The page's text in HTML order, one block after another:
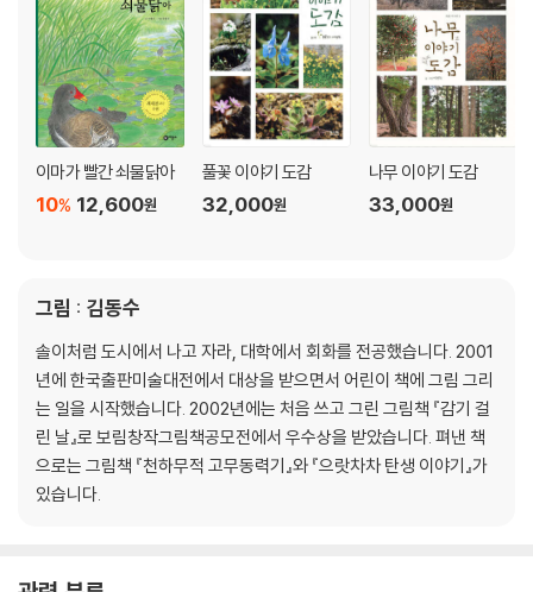
이마가 빨간 쇠물닭아
12,600원
10%
풀꽃 이야기 도감
32,000원
나무 이야기 도감
33,000원
그림 : 김동수
솔이처럼 도시에서 나고 자라, 대학에서 회화를 전공했습니다. 2001
년에 한국출판미술대전에서 대상을 받으면서 어린이 책에 그림 그리
는 일을 시작했습니다. 2002년에는 처음 쓰고 그린 그림책 『감기 걸
린 날』로 보림창작그림책공모전에서 우수상을 받았습니다. 펴낸 책
으로는 그림책 『천하무적 고무동력기』와 『으랏차차 탄생 이야기』가
있습니다.